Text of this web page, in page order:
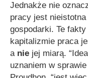
Jednakże nie
pracy jest
gospodarki. Te
kapitalizmie praca
a nie jej miarą.
uznaniem w